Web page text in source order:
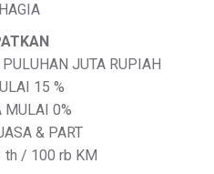
JUTA RUPIAH
15 %
MULAI 0%
& PART
th / 100 rb KM